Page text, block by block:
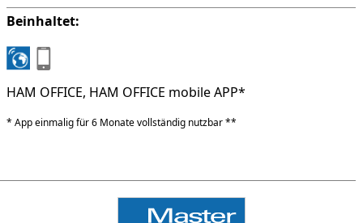
Beinhaltet:
HAM OFFICE, HAM OFFICE mobile APP*
* App einmalig für 6 Monate vollständig nutzbar **